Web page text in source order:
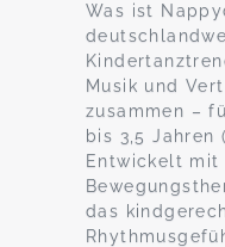
Was ist
Musik und
zusammen –
bis 3,5 Jahren
Entwickelt mit
das